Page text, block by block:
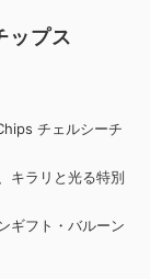
ップス
チェルシーチ
キラリと光る特別
ギフト・バルーン